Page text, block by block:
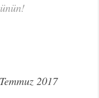
2017